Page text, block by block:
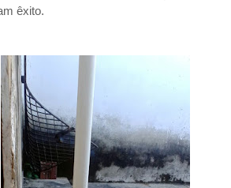
êxito.